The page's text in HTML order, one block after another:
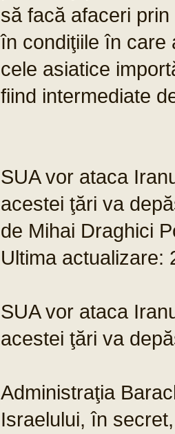
să facă afaceri
în condiţiile în care
cele asiatice
fiind intermediate
SUA vor ataca
acestei ţări va
de Mihai Draghici
Ultima actualizare:
SUA vor ataca
acestei ţări va
Administraţia
Israelului, în